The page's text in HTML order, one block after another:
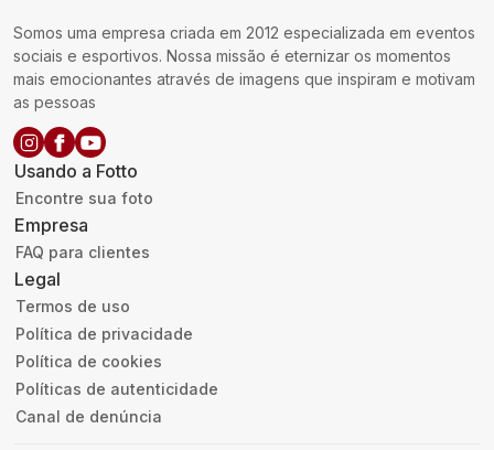
Somos uma empresa criada em 2012 especializada em eventos
sociais e esportivos. Nossa missão é eternizar os momentos
mais emocionantes através de imagens que inspiram e motivam
as pessoas
Usando a Fotto
Encontre sua foto
Empresa
FAQ para clientes
Legal
Termos de uso
Política de privacidade
Política de cookies
Políticas de autenticidade
Canal de denúncia